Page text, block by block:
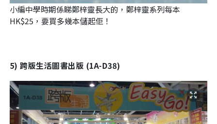
小編中學時期係睇鄭梓靈長大的，鄭梓靈系列每本
HK$25，要買多幾本儲起佢！
5) 跨版生活圖書出版 (1A-D38)